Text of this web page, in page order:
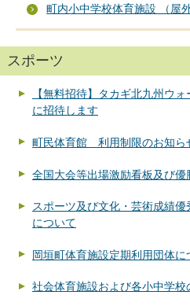
町内小中学校体育施設 （屋外
スポーツ
【無料招待】タカギ北九州ウ
に招待します
町民体育館 利用制限のお知ら
全国大会等出場激励看板及び
スポーツ及び文化・芸術成績
について
岡垣町体育施設定期利用団体に
社会体育施設および各小中学